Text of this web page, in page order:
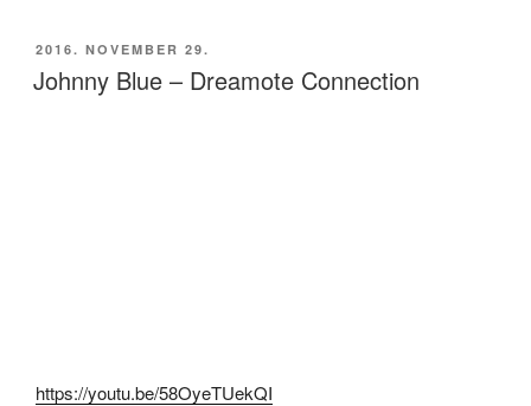
BEKÜLDVE:
2016. NOVEMBER 29.
Johnny Blue – Dreamote Connection
https://youtu.be/58OyeTUekQI